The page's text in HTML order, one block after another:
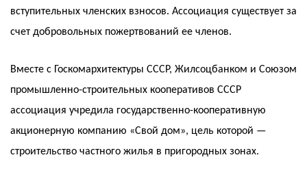
вступительных членских взносов. Ассоциация существует за
счет добровольных пожертвований ее членов.
Вместе с Госкомархитектуры СССР, Жилсоцбанком и Союзом
промышленно-строительных кооперативов СССР
ассоциация учредила государственно-кооперативную
акционерную компанию «Свой дом», цель которой —
строительство частного жилья в пригородных зонах.